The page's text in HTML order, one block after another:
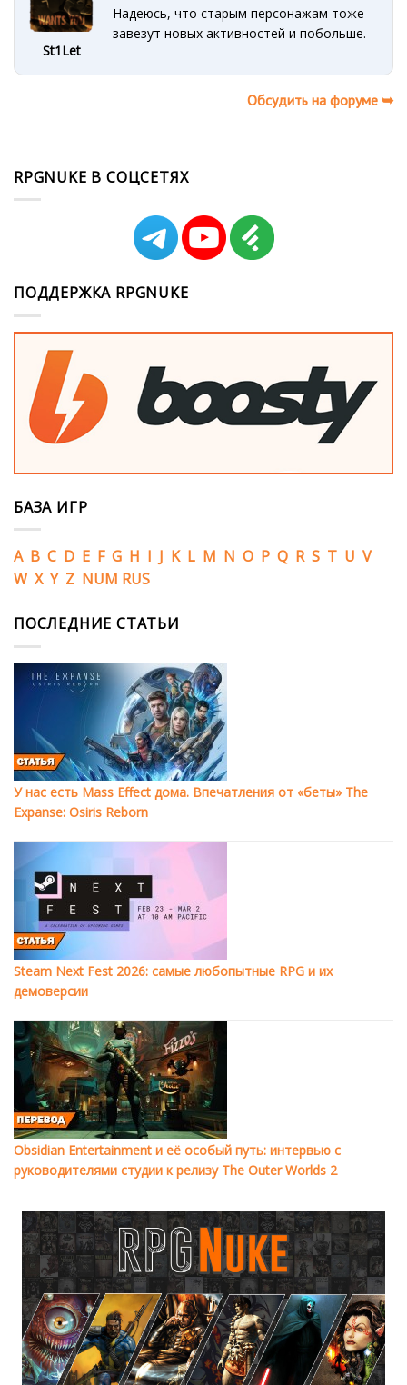
St1Let
Надеюсь, что старым персонажам тоже
завезут новых активностей и побольше.
Обсудить на форуме ➥
RPGNUKE В СОЦСЕТЯХ
ПОДДЕРЖКА RPGNUKE
БАЗА ИГР
A B C D E F G H I J K L M N O P Q R S T U V
W X Y Z NUM RUS
ПОСЛЕДНИЕ СТАТЬИ
У нас есть Mass Effect дома. Впечатления от «беты» The
Expanse: Osiris Reborn
Steam Next Fest 2026: самые любопытные RPG и их
демоверсии
Obsidian Entertainment и её особый путь: интервью с
руководителями студии к релизу The Outer Worlds 2